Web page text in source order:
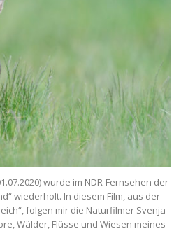
wurde im NDR-Fernsehen der
wiederholt. In diesem Film, aus der
folgen mir die Naturfilmer Svenja
Wälder, Flüsse und Wiesen meines